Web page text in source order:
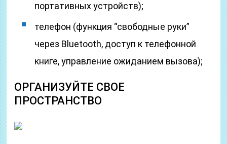
портативных устройств);
телефон (функция “свободные руки”
через Bluetooth, доступ к телефонной
книге, управление ожиданием вызова);
ОРГАНИЗУЙТЕ СВОЕ
ПРОСТРАНСТВО